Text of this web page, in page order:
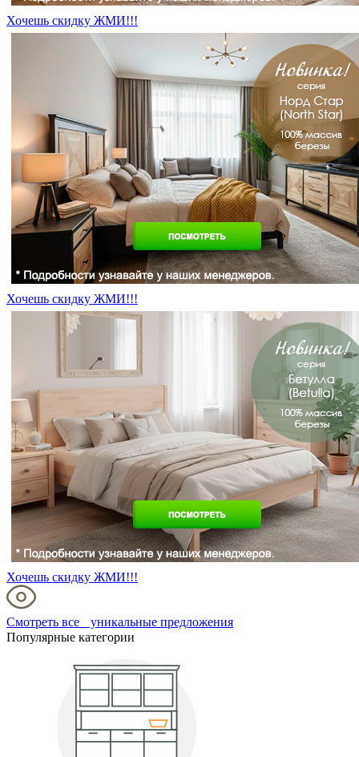
Хочешь скидку ЖМИ!!!
Хочешь скидку ЖМИ!!!
Хочешь скидку ЖМИ!!!
Смотреть все уникальные предложения
Популярные категории